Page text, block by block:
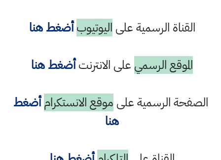
القناة الرسمية على اليوتيوب أضغط هنا
الموقع الرسمي على الانترنتأضغط هنا
الصفحة الرسمية على موقع الانستكرام أضغط
هنا